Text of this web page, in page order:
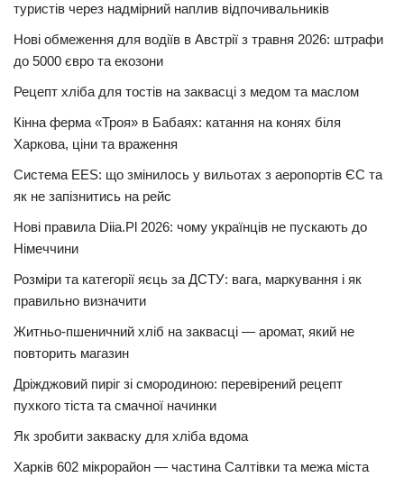
туристів через надмірний наплив відпочивальників
Нові обмеження для водіїв в Австрії з травня 2026: штрафи
до 5000 євро та екозони
Рецепт хліба для тостів на заквасці з медом та маслом
Кінна ферма «Троя» в Бабаях: катання на конях біля
Харкова, ціни та враження
Система EES: що змінилось у вильотах з аеропортів ЄС та
як не запізнитись на рейс
Нові правила Diia.Pl 2026: чому українців не пускають до
Німеччини
Розміри та категорії яєць за ДСТУ: вага, маркування і як
правильно визначити
Житньо-пшеничний хліб на заквасці — аромат, який не
повторить магазин
Дріжджовий пиріг зі смородиною: перевірений рецепт
пухкого тіста та смачної начинки
Як зробити закваску для хліба вдома
Харків 602 мікрорайон — частина Салтівки та межа міста